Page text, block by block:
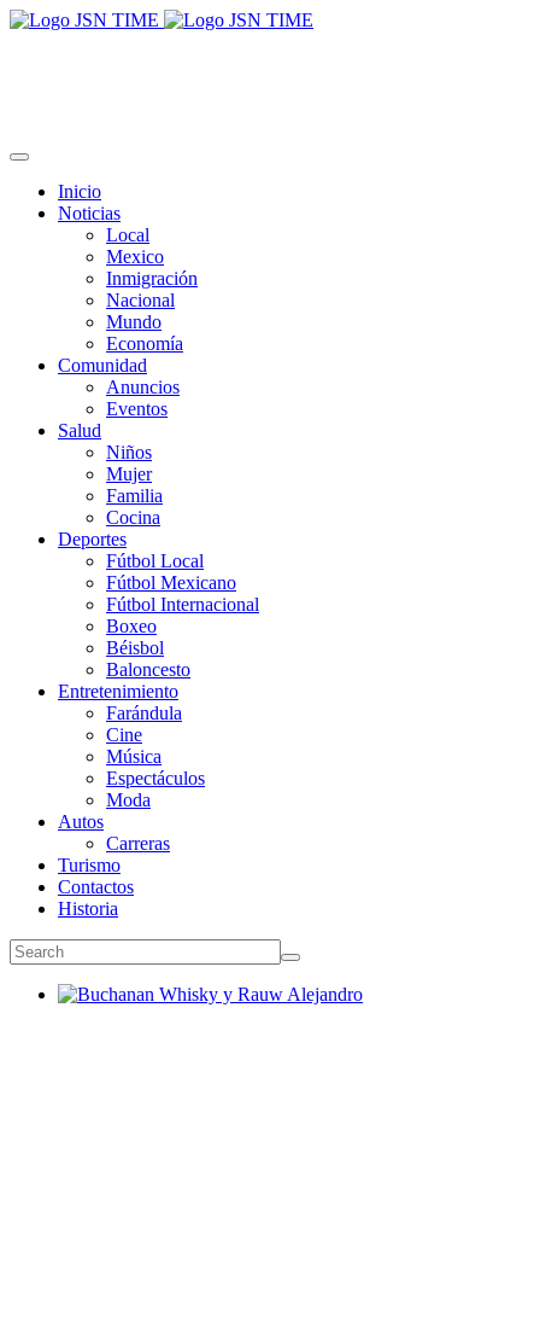
Inicio
Noticias
Local
Mexico
Inmigración
Nacional
Mundo
Economía
Comunidad
Anuncios
Eventos
Salud
Niños
Mujer
Familia
Cocina
Deportes
Fútbol Local
Fútbol Mexicano
Fútbol Internacional
Boxeo
Béisbol
Baloncesto
Entretenimiento
Farándula
Cine
Música
Espectáculos
Moda
Autos
Carreras
Turismo
Contactos
Historia